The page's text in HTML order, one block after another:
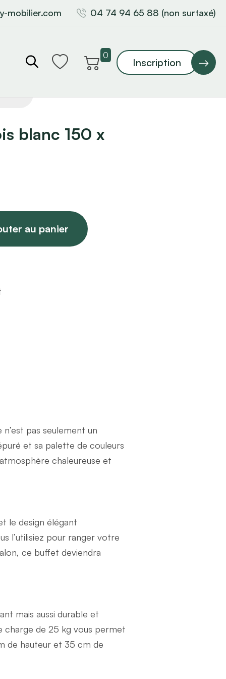
mobilier.com 04 74 94 65 88 (non surtaxé)
0
Inscription
blanc 150 x
au panier
pas seulement un
et sa palette de couleurs
chaleureuse et
le design élégant
l’utilisiez pour ranger votre
ce buffet deviendra
mais aussi durable et
charge de 25 kg vous permet
de hauteur et 35 cm de